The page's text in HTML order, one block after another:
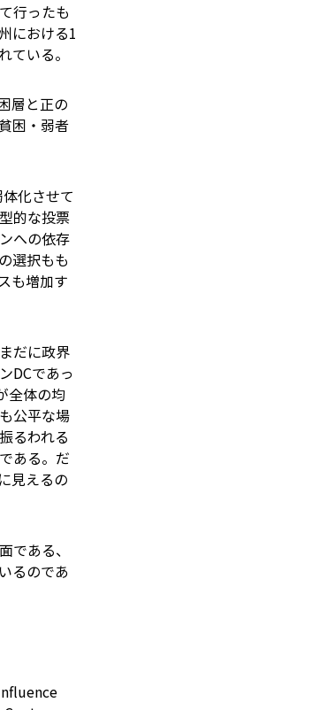
行ったも
における1
いる。
層と正の
困・弱者
化させて
的な投票
への依存
選択もも
も増加す
だに政界
DCであっ
全体の均
公平な場
るわれる
ある。だ
見えるの
である、
るのであ